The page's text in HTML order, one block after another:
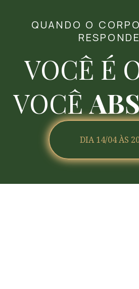
QUANDO O
VOCÊ É
VOCÊ
DIA 14/04 ÀS